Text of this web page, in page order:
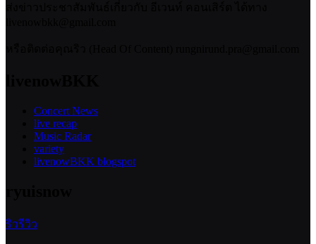
Concert News
live recap
Music Radar
variety
livenowBKK blogspot
ริวรีวิว